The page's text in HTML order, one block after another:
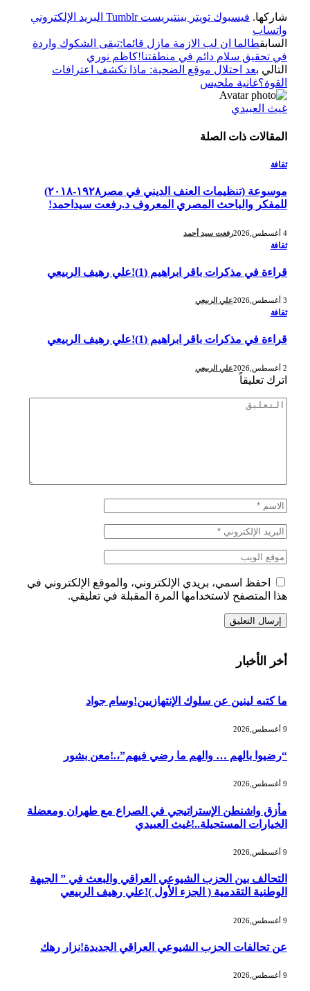
شاركها. فيسبوك تويتر بينتيريست Tumblr البريد الإلكتروني
واتساب
السابقطالما ان لب الازمة مازل قائما:تبقى الشكوك واردة
في تحقيق سلام دائم في منطقتنا!كاظم نوري
التالي بعد احتلال موقع الضحية: ماذا تكشف اعترافات
القوة؟غانية ملحيس
غيث العبيدي
المقالاتذات الصلة
ثقافة
موسوعة (تنظيمات العنف الديني في مصر١٩٢٨-٢٠١٨)
للمفكر والباحث المصري المعروف د.رفعت سيداحمد!
رفعت سيد أحمد
ثقافة
قراءة في مذكرات باقر ابراهيم (1)!علي رهيف الربيعي
علي الربيعي
ثقافة
قراءة في مذكرات باقر ابراهيم (1)!علي رهيف الربيعي
علي الربيعي
اترك تعليقاً
احفظ اسمي، بريدي الإلكتروني، والموقع الإلكتروني في
هذا المتصفح لاستخدامها المرة المقبلة في تعليقي.
أخر الأخبار
ما كتبه لينين عن سلوك الإنتهازيين!وسام جواد
“رضيوا بالهم … والهم ما رضي فيهم”،.!معن بشور
مأزق واشنطن الإستراتيجي في الصراع مع طهران ومعضلة
الخيارات المستحيلة..!غيث العبيدي
التحالف بين الحزب الشيوعي العراقي والبعث في ” الجبهة
الوطنية التقدمية ( الجزء الأول )!علي رهيف الربيعي
عن تحالفات الحزب الشيوعي العراقي الجديدة!نزار رهك